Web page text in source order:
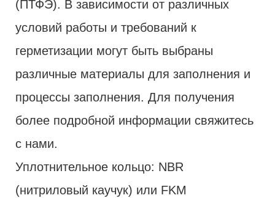
(ПТФЭ). В зависимости от различных
условий работы и требований к
герметизации могут быть выбраны
различные материалы для заполнения и
процессы заполнения. Для получения
более подробной информации свяжитесь
с нами.
Уплотнительное кольцо: NBR
(нитриловый каучук) или FKM